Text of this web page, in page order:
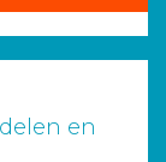
en